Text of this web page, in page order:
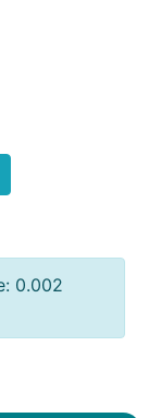
0.002